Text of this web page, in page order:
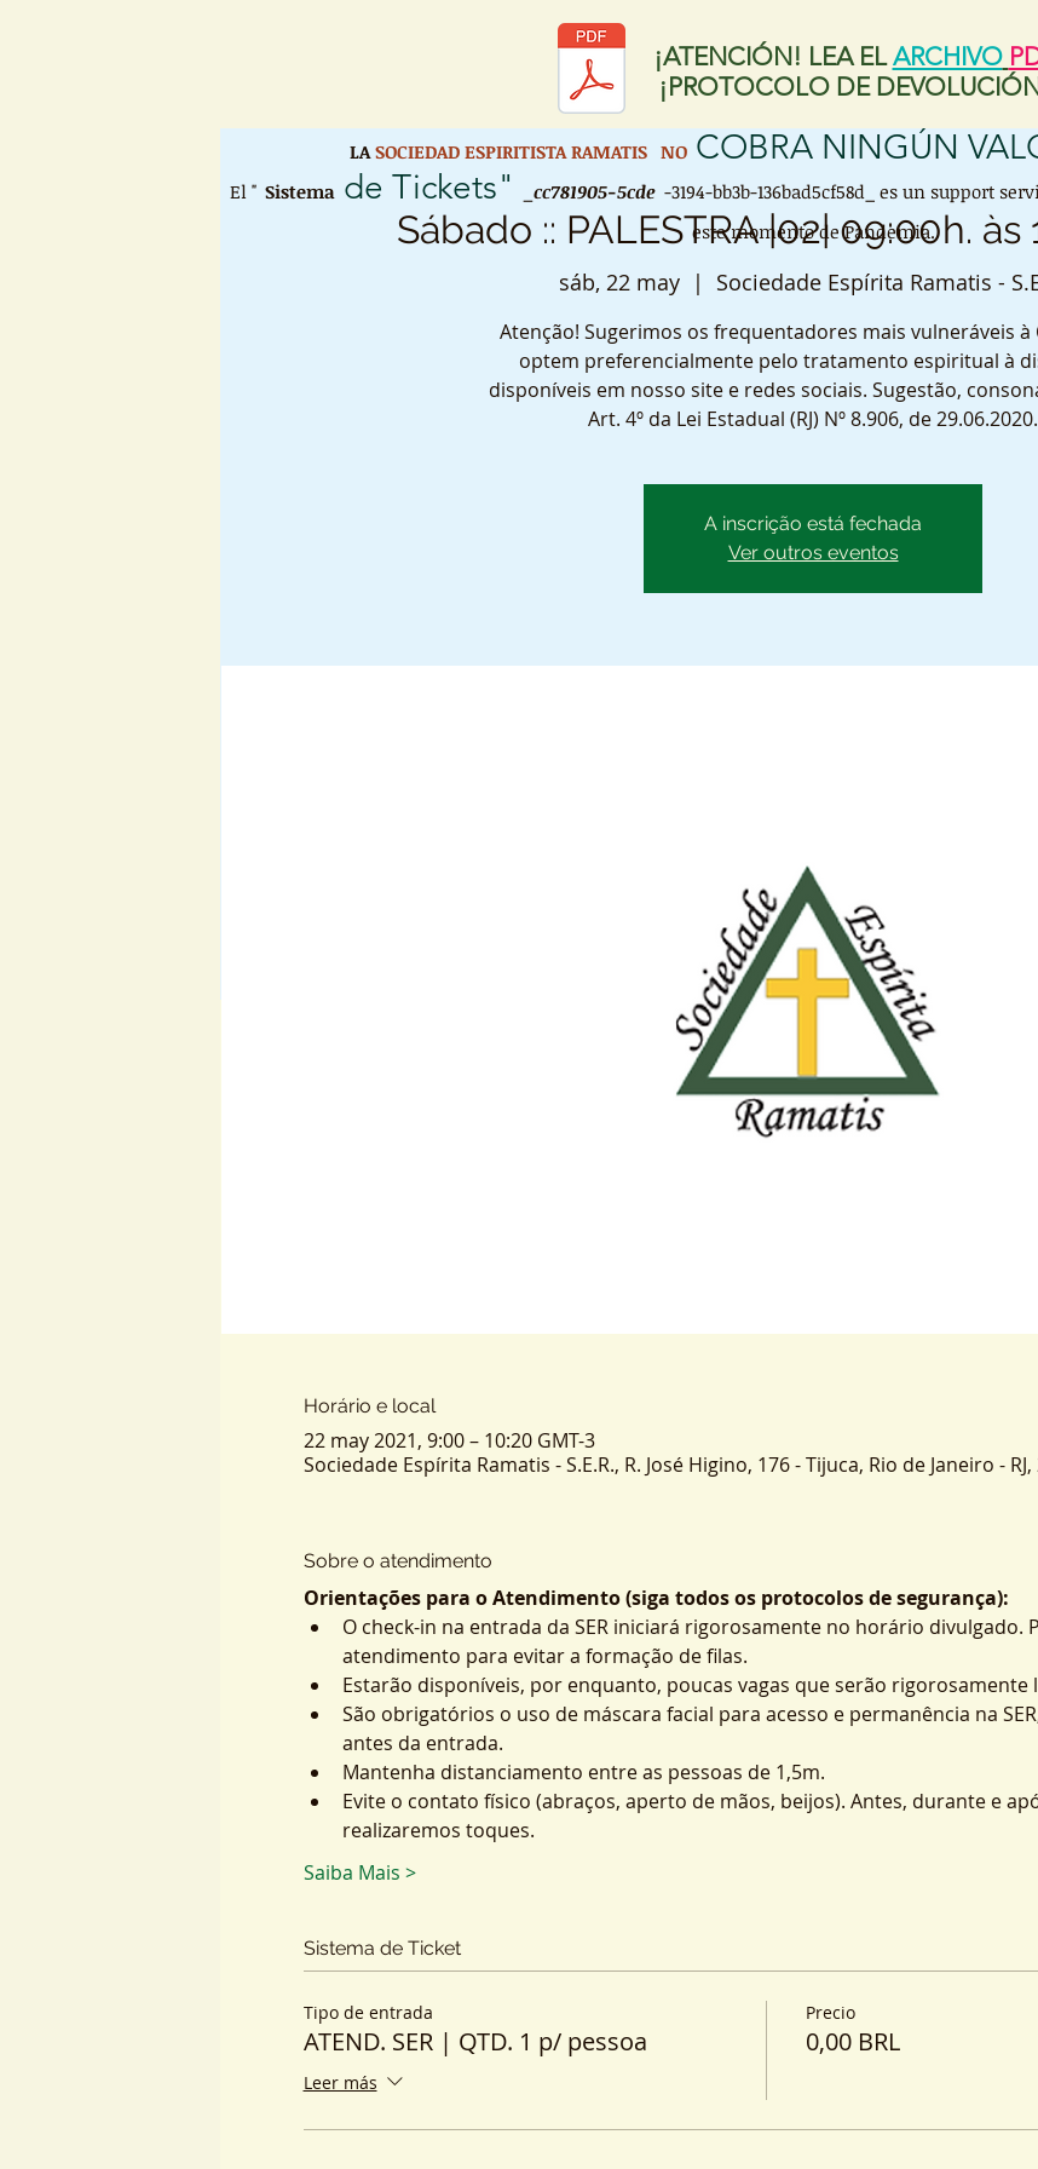
¡ATENCIÓN! LEA EL ARCHIVO
¡PROTOCOLO DE
Sábado :: PALESTRA |02| 09:00h. às
sáb, 22 may
  |
Sociedade Espírita Ramatis -
Atenção! Sugerimos os frequentadores mais vulneráveis à
optem preferencialmente pelo tratamento espiritual à
disponíveis em nosso site e redes sociais. Sugestão,
Art. 4º da Lei Estadual (RJ) Nº 8.906, de 29.06.2020.
A inscrição está fechada
Ver outros eventos
Horário e local
22 may 2021, 9:00 – 10:20 GMT-3
Sociedade Espírita Ramatis - S.E.R., R. José Higino, 176 - Tijuca, Rio de Janeiro -
Sobre o atendimento
Orientações para o Atendimento (siga todos os protocolos de segurança):
O check-in na entrada da SER iniciará rigorosamente no horário divulgado.
atendimento para evitar a formação de filas.
Estarão disponíveis, por enquanto, poucas vagas que serão rigorosamente
São obrigatórios o uso de máscara facial para acesso e permanência na
antes da entrada.
Mantenha distanciamento entre as pessoas de 1,5m.
Evite o contato físico (abraços, aperto de mãos, beijos). Antes, durante e
realizaremos toques.
Saiba Mais >
Sistema de Ticket
Tipo de entrada
ATEND. SER | QTD. 1 p/ pessoa
Leer más
Precio
0,00 BRL
LA SOCIEDAD ESPIRITISTA RAMATIS NO COBRA NINGÚN
El " Sistemade Tickets" _cc781905-5cde -3194-bb3b-136bad5cf58d_ es un support
este momento de Pandemia.